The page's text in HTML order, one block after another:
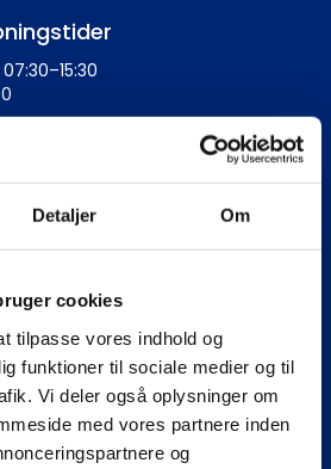
Detaljer Om
cookies
tilpasse vores indhold og
funktioner til sociale medier og til
Vi deler også oplysninger om
med vores partnere inden
og